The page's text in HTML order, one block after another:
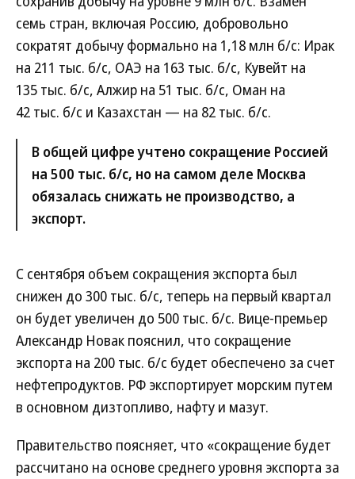
семь стран, включая Россию, добровольно
сократят добычу формально на 1,18 млн б/с: Ирак
на 211 тыс. б/с, ОАЭ на 163 тыс. б/с, Кувейт на
135 тыс. б/с, Алжир на 51 тыс. б/с, Оман на
42 тыс. б/с и Казахстан — на 82 тыс. б/с.
В общей цифре учтено сокращение Россией
на 500 тыс. б/с, но на самом деле Москва
обязалась снижать не производство, а
экспорт.
С сентября объем сокращения экспорта был
снижен до 300 тыс. б/с, теперь на первый квартал
он будет увеличен до 500 тыс. б/с. Вице-премьер
Александр Новак пояснил, что сокращение
экспорта на 200 тыс. б/с будет обеспечено за счет
нефтепродуктов. РФ экспортирует морским путем
в основном дизтопливо, нафту и мазут.
Правительство поясняет, что «сокращение будет
рассчитано на основе среднего уровня экспорта за